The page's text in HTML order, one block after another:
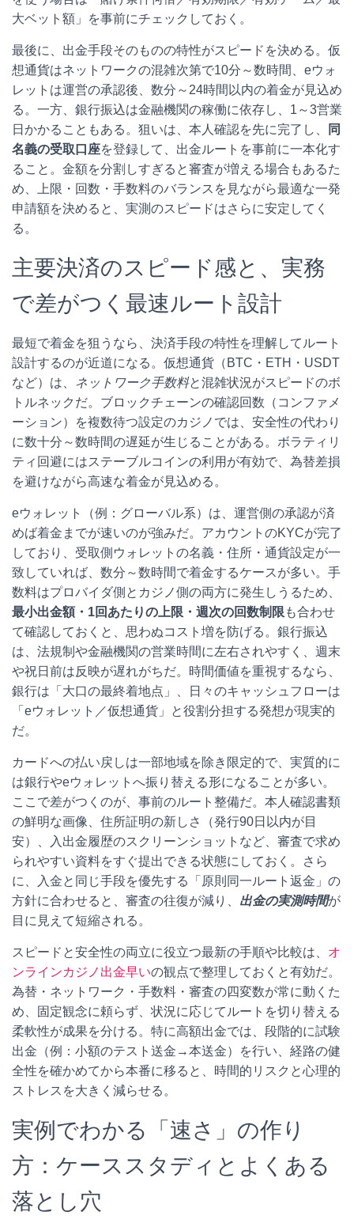
大ベット額」を事前にチェックしておく。
最後に、出金手段そのものの特性がスピードを決める。仮
想通貨はネットワークの混雑次第で10分～数時間、eウォ
レットは運営の承認後、数分～24時間以内の着金が見込め
る。一方、銀行振込は金融機関の稼働に依存し、1～3営業
日かかることもある。狙いは、本人確認を先に完了し、
同
名義の受取口座を登録して、出金ルートを事前に一本化す
ること。金額を分割しすぎると審査が増える場合もあるた
め、上限・回数・手数料のバランスを見ながら最適な一発
申請額を決めると、実測のスピードはさらに安定してく
る。
主要決済のスピード感と、実務
で差がつく最速ルート設計
最短で着金を狙うなら、決済手段の特性を理解してルート
設計するのが近道になる。仮想通貨（BTC・ETH・USDT
など）は、 ネットワーク手数料と混雑状況がスピードのボ
トルネックだ。ブロックチェーンの確認回数（コンファメ
ーション）を複数待つ設定のカジノでは、安全性の代わり
に数十分～数時間の遅延が生じることがある。ボラティリ
ティ回避にはステーブルコインの利用が有効で、為替差損
を避けながら高速な着金が見込める。
eウォレット（例：グローバル系）は、運営側の承認が済
めば着金までが速いのが強みだ。アカウントのKYCが完了
しており、受取側ウォレットの名義・住所・通貨設定が一
致していれば、数分～数時間で着金するケースが多い。手
数料はプロバイダ側とカジノ側の両方に発生しうるため、
最小出金額・1回あたりの上限・週次の回数制限 も合わせ
て確認しておくと、思わぬコスト増を防げる。銀行振込
は、法規制や金融機関の営業時間に左右されやすく、週末
や祝日前は反映が遅れがちだ。時間価値を重視するなら、
銀行は「大口の最終着地点」、日々のキャッシュフローは
「eウォレット／仮想通貨」と役割分担する発想が現実的
だ。
カードへの払い戻しは一部地域を除き限定的で、実質的に
は銀行やeウォレットへ振り替える形になることが多い。
ここで差がつくのが、事前のルート整備だ。本人確認書類
の鮮明な画像、住所証明の新しさ（発行90日以内が目
安）、入出金履歴のスクリーンショットなど、審査で求め
られやすい資料をすぐ提出できる状態にしておく。さら
に、入金と同じ手段を優先する「原則同一ルート返金」の
方針に合わせると、審査の往復が減り、 出金の実測時間が
目に見えて短縮される。
スピードと安全性の両立に役立つ最新の手順や比較は、 オ
ンラインカジノ出金早いの観点で整理しておくと有効だ。
為替・ネットワーク・手数料・審査の四変数が常に動くた
め、固定観念に頼らず、状況に応じてルートを切り替える
柔軟性が成果を分ける。特に高額出金では、段階的に試験
出金（例：小額のテスト送金→本送金）を行い、経路の健
全性を確かめてから本番に移ると、時間的リスクと心理的
ストレスを大きく減らせる。
実例でわかる「速さ」の作り
方：ケーススタディとよくある
落とし穴